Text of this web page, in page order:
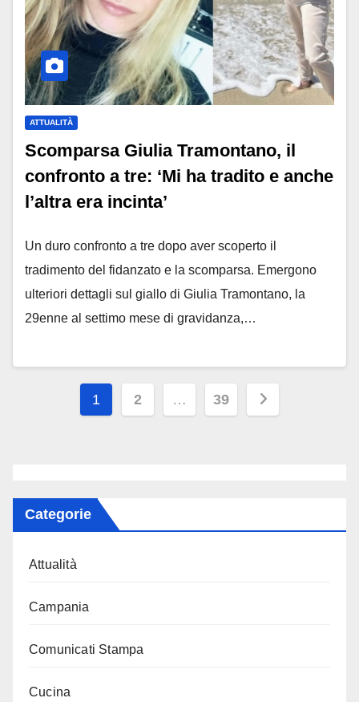
ATTUALITÀ
Scomparsa Giulia Tramontano, il
confronto a tre: ‘Mi ha tradito e anche
l’altra era incinta’
Un duro confronto a tre dopo aver scoperto il
tradimento del fidanzato e la scomparsa. Emergono
ulteriori dettagli sul giallo di Giulia Tramontano, la
29enne al settimo mese di gravidanza,…
Paginazione
1 2 … 39
Categorie
Attualità
Campania
Comunicati Stampa
Cucina